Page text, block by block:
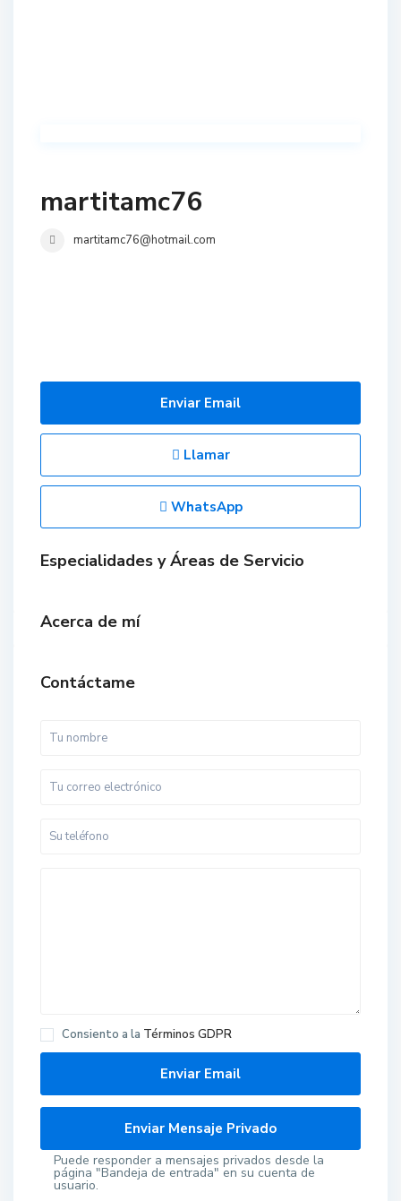
martitamc76
martitamc76@hotmail.com
Enviar Email
Llamar
WhatsApp
Especialidades y Áreas de Servicio
Acerca de mí
Contáctame
Consiento a la Términos GDPR
Puede responder a mensajes privados desde la
página "Bandeja de entrada" en su cuenta de
usuario.